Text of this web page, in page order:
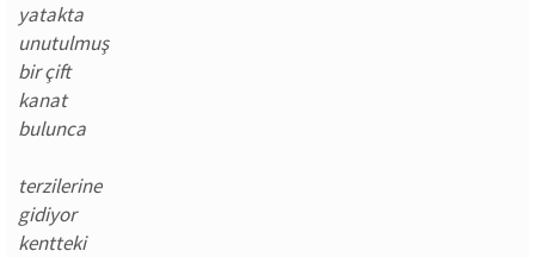
yatakta
unutulmuş
bir çift
kanat
bulunca
terzilerine
gidiyor
kentteki